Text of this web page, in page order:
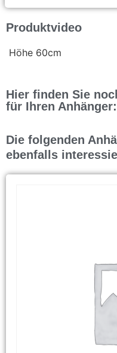
Produktvideo
Höhe 60cm
Hier finden Sie
für Ihren Anhänger:
Die folgenden
ebenfalls